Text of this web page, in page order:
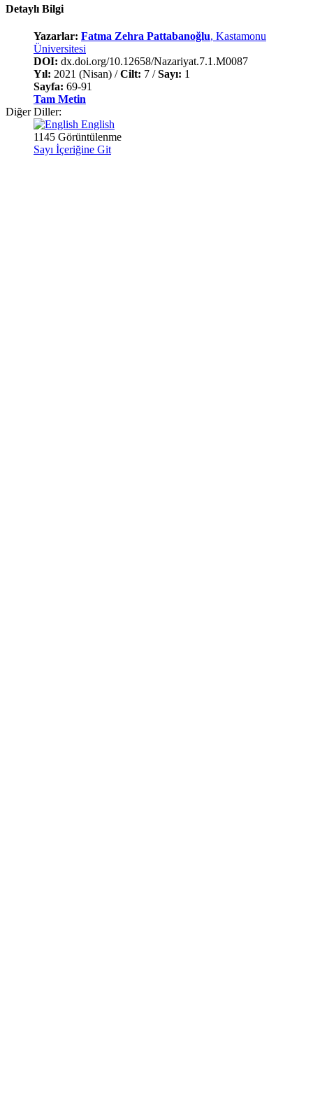
Detaylı Bilgi
Yazarlar: Fatma Zehra Pattabanoğlu, Kastamonu
Üniversitesi
DOI: dx.doi.org/10.12658/Nazariyat.7.1.M0087
Yıl: 2021 (Nisan) /Cilt: 7 /Sayı: 1
Sayfa: 69-91
Tam Metin
Diğer Diller:
English
1145 Görüntülenme
Sayı İçeriğine Git